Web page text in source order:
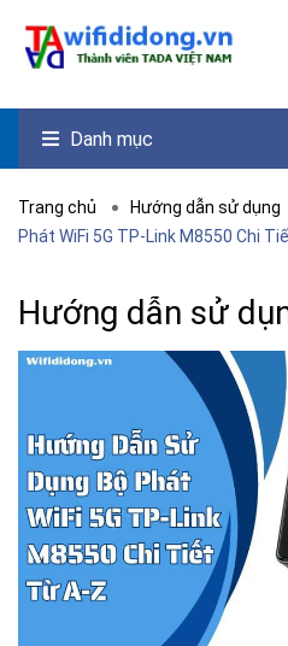
Danh mục
Trang chủ Hướng dẫn sử dụng
Phát WiFi 5G TP-Link M8550 Chi
Hướng dẫn sử